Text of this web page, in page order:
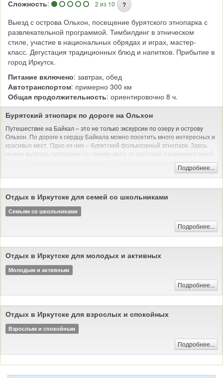
Сложность: 2 из 10 ?
Выезд с острова Ольхон, посещение бурятского этнопарка с
развлекательной программой. Тимбилдинг в этническом
стиле, участие в национальных обрядах и играх, мастер-
класс. Дегустация традиционных блюд и напитков. Прибытие в
город Иркутск.
Питание включено: завтрак, обед
Автотранспортом: примерно 300 км
Общая продолжительность: ориентировочно 8 ч.
Бурятский этнопарк по дороге на Ольхон
Путешествие на Байкал – это не только экскурсии по озеру и острову
Ольхон. По дороге к сердцу Байкала можно посетить много интересных и
красивых мест. Одно из них – бурятский фольклорный этнопарк. Здесь
можно выбрать программу по своему вкусу от короткой ознакомительной
Этнопарк расположен в живописной местности. Здесь можно
раньше жили в юртах обычные бурятские семьи. Также в этнопарке
представлена красивая резная юрта, выполненная из ценных древесных
пород. Уникальная в своем роде юрта представляет культуру и ценности
Этнический мастер-класс
Тимбилдинг
Подробнее...
Отдых в Иркутске для семей со школьниками
Семьям со школьниками
Подробнее...
Отдых в Иркутске для молодых и активных
Молодым и активным
Подробнее...
Отдых в Иркутске для взрослых и спокойных
Взрослым и спокойным
Подробнее...